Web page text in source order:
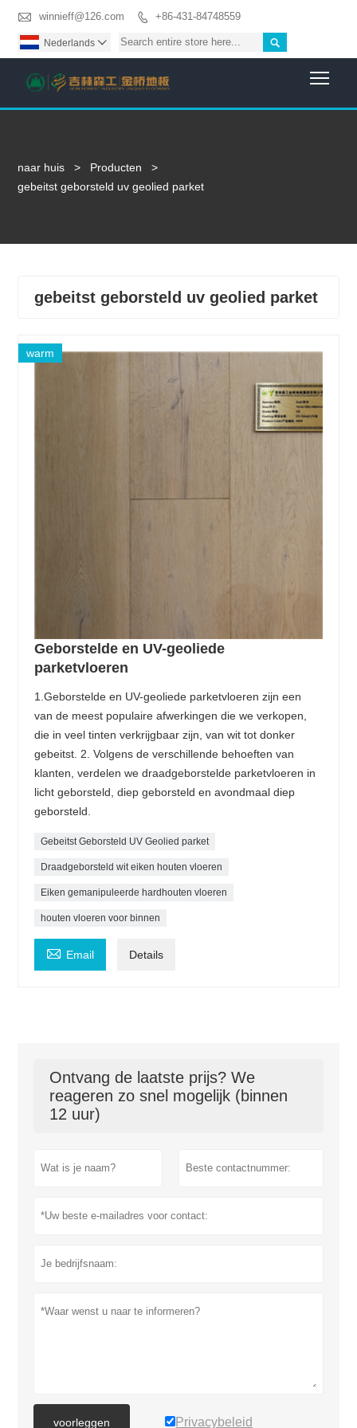
 winnieff@126.com  +86-431-84748559

Nederlands 
naar huis > Producten
>
gebeitst geborsteld uv geolied parket
gebeitst geborsteld uv geolied parket
warm
Geborstelde en UV-geoliede
parketvloeren
1.Geborstelde en UV-geoliede parketvloeren zijn een
van de meest populaire afwerkingen die we verkopen,
die in veel tinten verkrijgbaar zijn, van wit tot donker
gebeitst. 2. Volgens de verschillende behoeften van
klanten, verdelen we draadgeborstelde parketvloeren in
licht geborsteld, diep geborsteld en avondmaal diep
geborsteld.
Gebeitst Geborsteld UV Geolied parket
Draadgeborsteld wit eiken houten vloeren
Eiken gemanipuleerde hardhouten vloeren
houten vloeren voor binnen
 Email Details
Ontvang de laatste prijs? We
reageren zo snel mogelijk (binnen
12 uur)
voorleggen Privacybeleid